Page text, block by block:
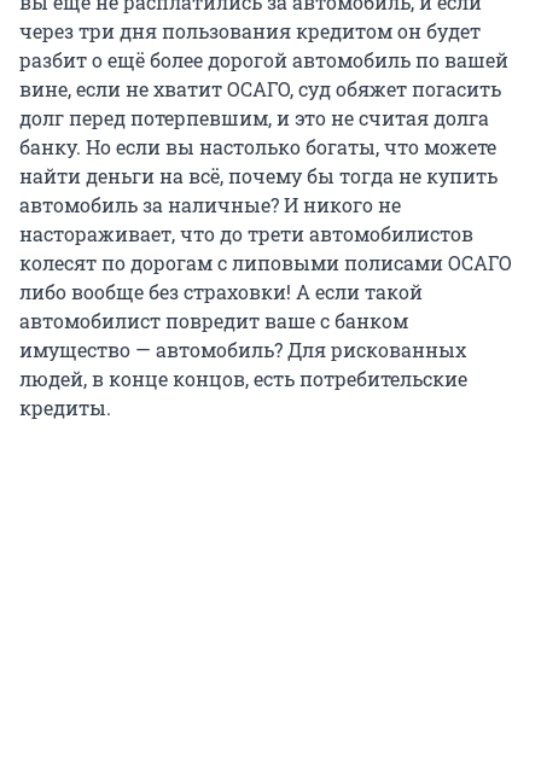
через три дня пользования кредитом он будет
разбит о ещё более дорогой автомобиль по вашей
вине, если не хватит ОСАГО, суд обяжет погасить
долг перед потерпевшим, и это не считая долга
банку. Но если вы настолько богаты, что можете
найти деньги на всё, почему бы тогда не купить
автомобиль за наличные? И никого не
настораживает, что до трети автомобилистов
колесят по дорогам с липовыми полисами ОСАГО
либо вообще без страховки! А если такой
автомобилист повредит ваше с банком
имущество — автомобиль? Для рискованных
людей, в конце концов, есть потребительские
кредиты.